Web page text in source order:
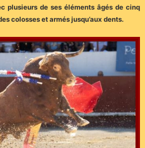
plusieurs de ses éléments âgés de cinq
colosses et armés jusqu’aux dents.